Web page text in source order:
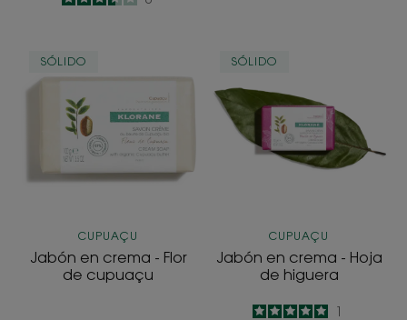
crema
-
Flor
de
cupuaçu
SÓLIDO
CUPUAÇU
Jabón en crema - Flor
de cupuaçu
crema
Hoja
de
SÓLIDO
CUPUAÇU
Jabón en crema - Hoja
de higuera
5/51